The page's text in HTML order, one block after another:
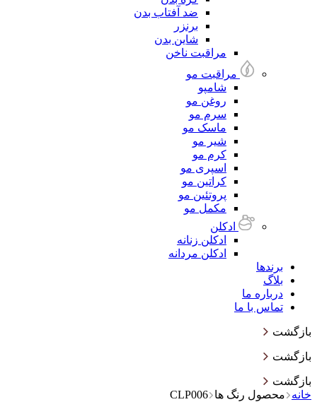
ضد آفتاب بدن
برنزر
شاین بدن
مراقبت ناخن
مراقبت مو
شامپو
روغن مو
سرم مو
ماسک مو
شیر مو
کرم مو
اسپری مو
کراتین مو
پروتئین مو
مکمل مو
ادکلن
ادکلن زنانه
ادکلن مردانه
برندها
بلاگ
درباره ما
تماس با ما
بازگشت
بازگشت
بازگشت
خانه
محصول رنگ ها CLP006